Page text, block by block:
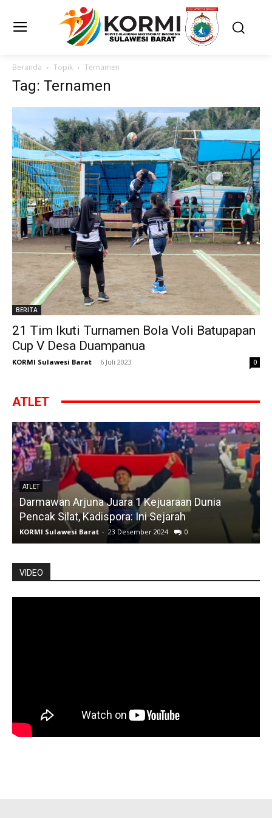
Beranda Topik Ternamen
Tag: Ternamen
BERITA
21 Tim Ikuti Turnamen Bola Voli Batupapan
Cup V Desa Duampanua
KORMI Sulawesi Barat - 6 Juli 2023 0
ATLET
ATLET
Darmawan Arjuna Juara 1 Kejuaraan Dunia
Pencak Silat, Kadispora: Ini Sejarah
KORMI Sulawesi Barat - 23 Desember 2024 0
VIDEO